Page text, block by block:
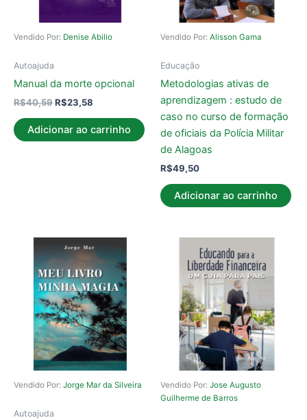
Vendido Por: Denise Abilio
Autoajuda
Manual da morte opcional
R$40,59R$23,58
Adicionar ao carrinho
Vendido Por: Alisson Gama
Educação
Metodologias ativas de
aprendizagem : estudo de
caso no curso de formação
de oficiais da Polícia Militar
de Alagoas
R$49,50
Adicionar ao carrinho
Vendido Por: Jorge Mar da Silveira
Autoajuda
Vendido Por: Jose Augusto
Guilherme de Barros